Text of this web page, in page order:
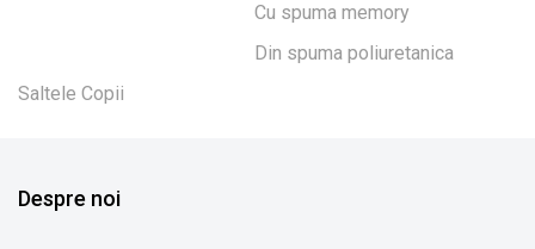
Cu spuma memory
Din spuma poliuretanica
Saltele Copii
Despre noi